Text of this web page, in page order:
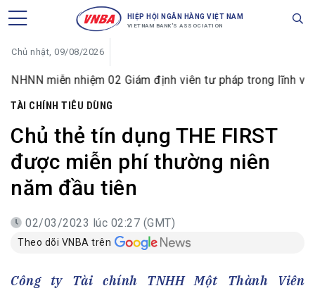
HIỆP HỘI NGÂN HÀNG VIỆT NAM
VIETNAM BANK'S ASSOCIATION
Chủ nhật, 09/08/2026
miễn nhiệm 02 Giám định viên tư pháp trong lĩnh vực tiền tệ
TÀI CHÍNH TIÊU DÙNG
Chủ thẻ tín dụng THE FIRST
được miễn phí thường niên
năm đầu tiên
02/03/2023 lúc 02:27 (GMT)
Theo dõi VNBA trên
Công ty Tài chính TNHH Một Thành Viên